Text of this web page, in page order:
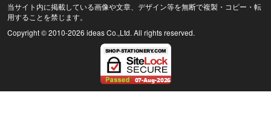
当サイト内に掲載している画像や文章、デザイン等を無断で複製・コピー・転
用することを禁じます。
Copyright © 2010-2026 ideas Co.,Ltd. All rights reserved.